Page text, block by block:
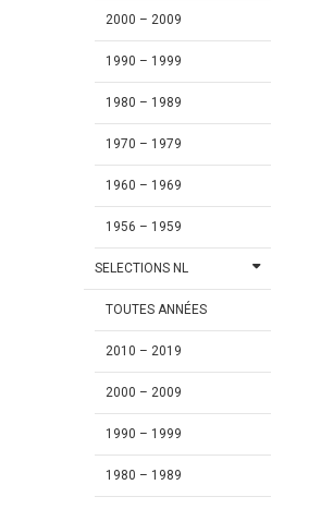
2000 – 2009
1990 – 1999
1980 – 1989
1970 – 1979
1960 – 1969
1956 – 1959
SELECTIONS NL
TOUTES ANNÉES
2010 – 2019
2000 – 2009
1990 – 1999
1980 – 1989